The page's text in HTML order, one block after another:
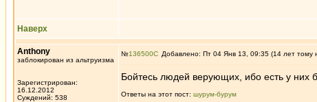
Наверх
Anthony
заблокирован из альтруизма
Зарегистрирован:
16.12.2012
Суждений: 538
№136500 Добавлено: Пт 04 Янв 13, 09:35 (14 лет тому
Бойтесь людей верующих, ибо есть у них
Ответы на этот пост: шурум-бурум